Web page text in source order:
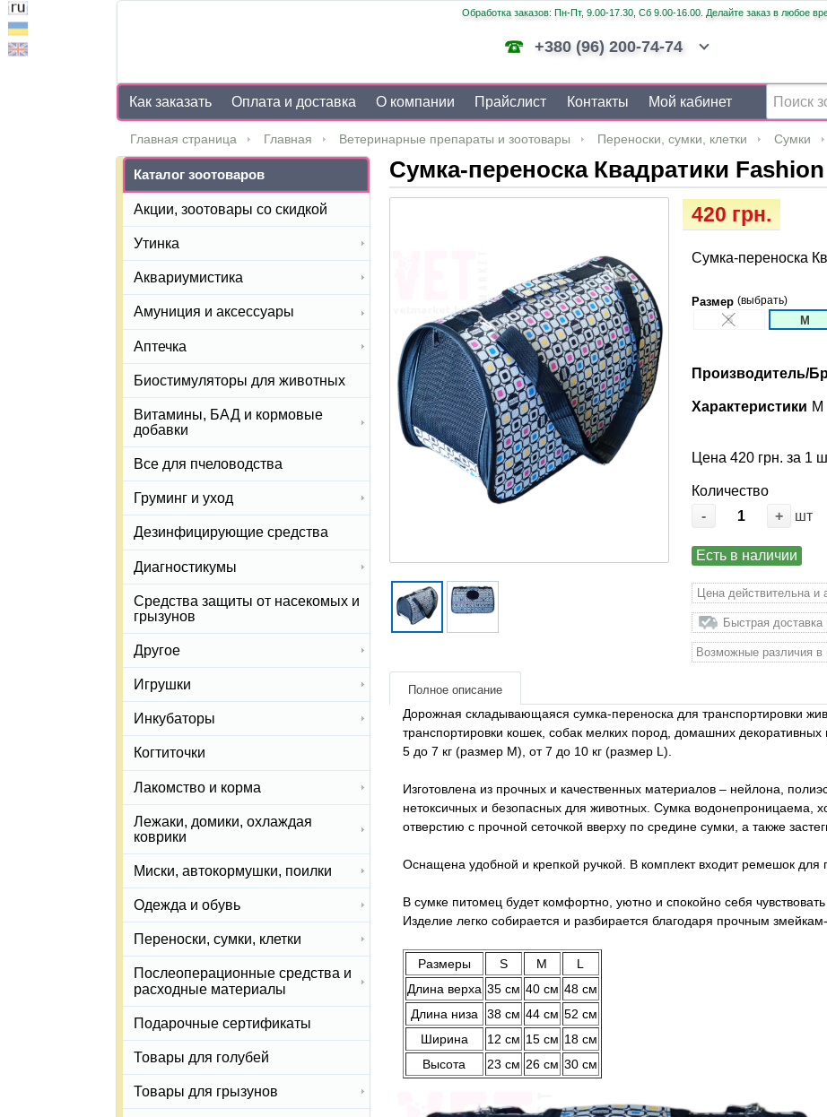
Обработка заказов: Пн-Пт, 9.00-17.30, Сб 9.00-16.00. Делайте заказ в любое
+380 (96) 200-74-74
Как заказать Оплата и доставка О компании Прайслист Контакты Мой кабинет
Главная страница Главная Ветеринарные препараты и зоотовары Переноски, сумки, клетки Сумки
Сумка-переноска Квадратики Fashion
420 грн.
Сумка-переноска
Размер(выбрать)
S M
Производитель/
Характеристики M
Цена 420 грн. за 1
Количество
-
+ шт
Есть в наличии
Цена действительна и
Быстрая
Возможные различия в
Полное описание
Дорожная складывающаяся сумка-переноска для транспортировки
транспортировки кошек, собак мелких пород, домашних декоративных
5 до 7 кг (размер M), от 7 до 10 кг (размер L).
Изготовлена ​​из прочных и качественных материалов – нейлона,
нетоксичных и безопасных для животных. Сумка водонепроницаема,
отверстию с прочной сеточкой вверху по средине сумки, а также
Оснащена удобной и крепкой ручкой. В комплект входит ремешок для
В сумке питомец будет комфортно, уютно и спокойно себя
Изделие легко собирается и разбирается благодаря прочным
Размеры S M
L
Длина верха 35 см 40 см 48 см
Длина низа
38 см 44 см 52 см
Ширина
12 см 15 см 18 см
Высота
23 см 26 см 30 см
Каталог зоотоваров
Акции, зоотовары со скидкой
Утинка
Аквариумистика
Амуниция и аксессуары
Аптечка
Биостимуляторы для животных
Витамины, БАД и кормовые
добавки
Все для пчеловодства
Груминг и уход
Дезинфицирующие средства
Диагностикумы
Средства защиты от насекомых и
грызунов
Другое
Игрушки
Инкубаторы
Когтиточки
Лакомство и корма
Лежаки, домики, охлаждая
коврики
Миски, автокормушки, поилки
Одежда и обувь
Переноски, сумки, клетки
Послеоперационные средства и
расходные материалы
Подарочные сертификаты
Товары для голубей
Товары для грызунов